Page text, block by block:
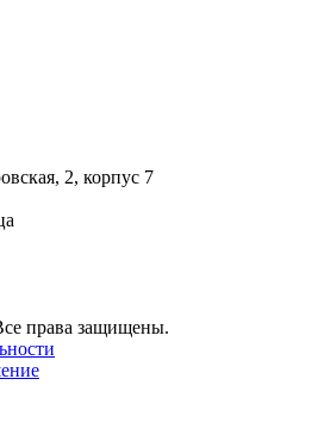
2, корпус 7
права защищены.